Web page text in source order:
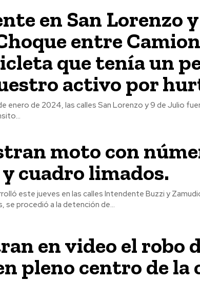
en San Lorenzo
entre
que tenía un
activo por
enero de 2024, las calles San Lorenzo y 9 de Julio
moto con
cuadro limados.
este jueves en las calles Intendente Buzzi y
se procedió a la detención de...
en video el robo
pleno centro de la